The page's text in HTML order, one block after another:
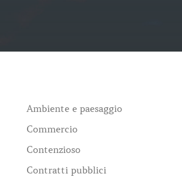
Ambiente e paesaggio
Commercio
Contenzioso
Contratti pubblici